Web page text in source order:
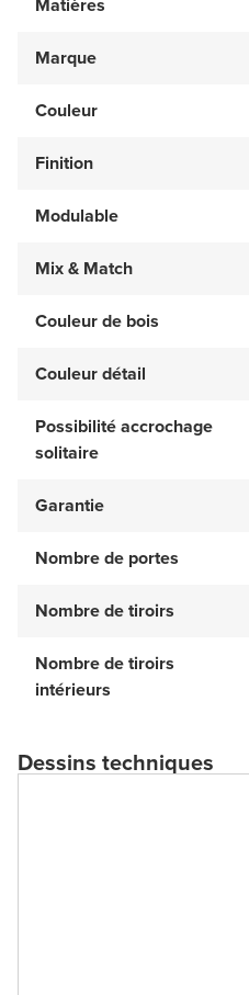
Marque
Couleur
Finition
Modulable
Mix & Match
Couleur de bois
Couleur détail
Possibilité accrochage
solitaire
Garantie
Nombre de portes
Nombre de tiroirs
Nombre de tiroirs
intérieurs
Dessins techniques